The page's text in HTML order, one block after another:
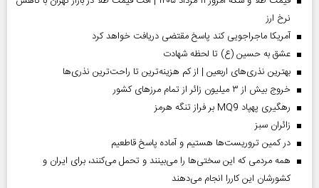
نرخ ارز
آمریکا ماجراجویی کند پاسخ مقتضی دریافت خواهد کرد
عشق به حسین (ع) تا لحظه شهادت
بهترین نذری‌های اربعین | از کم هزینه‌ترین تا راحت‌ترین نذری‌ها
خروج بیش از ۳ میلیون زائر از تمام مرز‌های کشور
رهگیری پهپاد MQ9 بر فراز تنگه هرمز
‌زائران سبز
در کمین تروریست‌ها هستیم و آماده پاسخ قاطعیم
همه مردمی که این سختی‌ها را می‌بینند و تحمل می‌کنند، برای ایران و
کشورشان این کاررا انجام می‌دهند